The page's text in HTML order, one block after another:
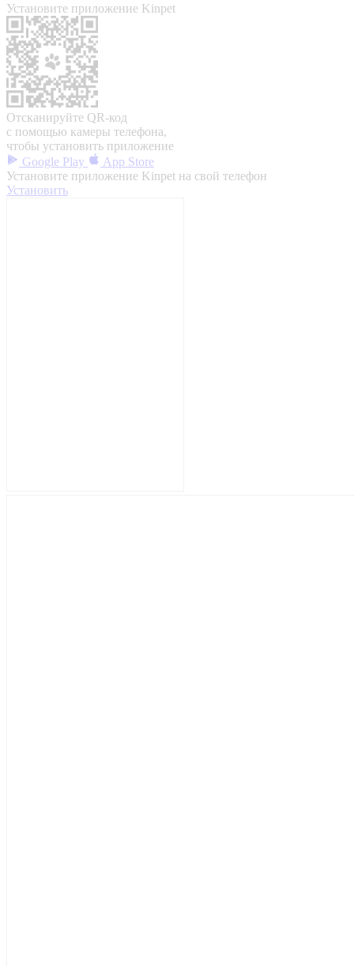
Установите приложение Kinpet
Отсканируйте QR-код
с помощью камеры телефона,
чтобы установить приложение
Google Play
App Store
Установите приложение Kinpet на свой телефон
Установить